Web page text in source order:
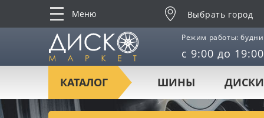
Меню Выбрать город
Режим работы: будни
с 9:00 до 19:00
КАТАЛОГ ШИНЫ ДИСКИ